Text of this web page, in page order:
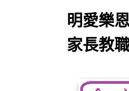
明愛樂
家長教